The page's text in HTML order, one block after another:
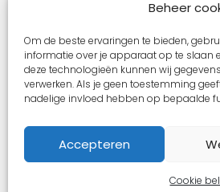
Beheer
Om de beste ervaringen te bieden,
informatie over je apparaat op te slaan
deze technologieën kunnen wij
verwerken. Als je geen toestemming
nadelige invloed hebben op bepaalde
Accepteren
Cookie